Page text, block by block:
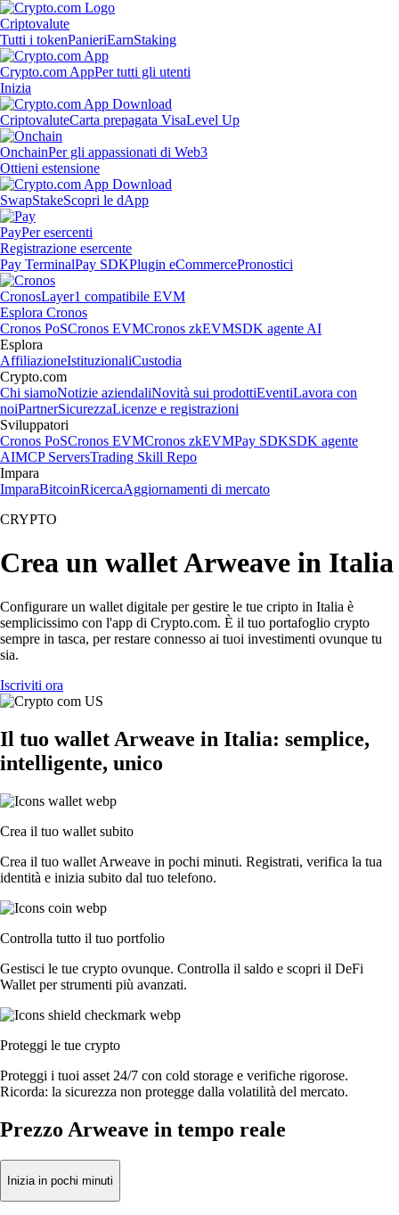
Criptovalute
Tutti i tokenPanieriEarnStaking
Crypto.com AppPer tutti gli utenti
Inizia
CriptovaluteCarta prepagata VisaLevel Up
OnchainPer gli appassionati di Web3
Ottieni estensione
SwapStakeScopri le dApp
PayPer esercenti
Registrazione esercente
Pay TerminalPay SDKPlugin eCommercePronostici
CronosLayer1 compatibile EVM
Esplora Cronos
Cronos PoSCronos EVMCronos zkEVMSDK agente AI
Esplora
AffiliazioneIstituzionaliCustodia
Crypto.com
Chi siamoNotizie aziendaliNovità sui prodottiEventiLavora con
noiPartnerSicurezzaLicenze e registrazioni
Sviluppatori
Cronos PoSCronos EVMCronos zkEVMPay SDKSDK agente
AIMCP ServersTrading Skill Repo
Impara
ImparaBitcoinRicercaAggiornamenti di mercato
CRYPTO
Crea un wallet Arweave in Italia
Configurare un wallet digitale per gestire le tue cripto in Italia è
semplicissimo con l'app di Crypto.com. È il tuo portafoglio crypto
sempre in tasca, per restare connesso ai tuoi investimenti ovunque tu
sia.
Iscriviti ora
Il tuo wallet Arweave in Italia: semplice,
intelligente, unico
Crea il tuo wallet subito
Crea il tuo wallet Arweave in pochi minuti. Registrati, verifica la tua
identità e inizia subito dal tuo telefono.
Controlla tutto il tuo portfolio
Gestisci le tue crypto ovunque. Controlla il saldo e scopri il DeFi
Wallet per strumenti più avanzati.
Proteggi le tue crypto
Proteggi i tuoi asset 24/7 con cold storage e verifiche rigorose.
Ricorda: la sicurezza non protegge dalla volatilità del mercato.
Prezzo Arweave in tempo reale
Inizia in pochi minuti